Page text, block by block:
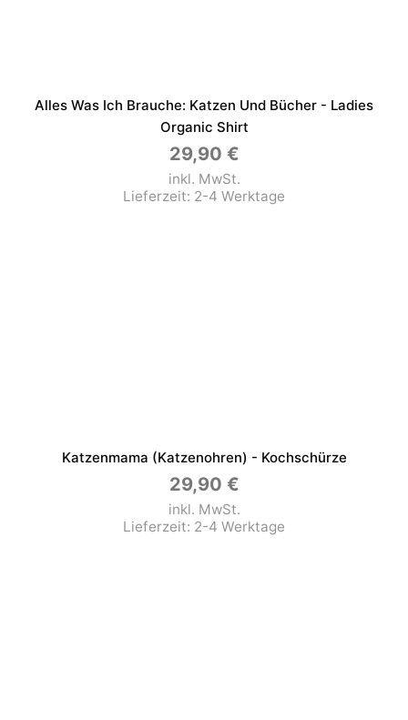
Alles Was Ich Brauche: Katzen Und Bücher - Ladies
Organic Shirt
29,90 €
inkl. MwSt.
Lieferzeit: 2-4 Werktage
Katzenmama (Katzenohren) - Kochschürze
29,90 €
inkl. MwSt.
Lieferzeit: 2-4 Werktage